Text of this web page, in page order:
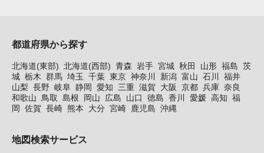
都道府県から探す
北海道(東部) 北海道(西部) 青森 岩手 宮城 秋田 山形 福島 茨
城 栃木 群馬 埼玉 千葉 東京 神奈川 新潟 富山 石川
福井
山梨 長野 岐阜 静岡 愛知 三重 滋賀 大阪 京都 兵庫 奈良
和歌山 鳥取 島根 岡山 広島 山口 徳島 香川 愛媛 高知 福
岡
佐賀 長崎 熊本 大分 宮崎 鹿児島 沖縄
地図検索サービス